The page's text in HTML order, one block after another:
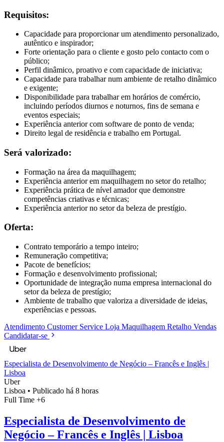
Requisitos:
Capacidade para proporcionar um atendimento personalizado,
autêntico e inspirador;
Forte orientação para o cliente e gosto pelo contacto com o
público;
Perfil dinâmico, proativo e com capacidade de iniciativa;
Capacidade para trabalhar num ambiente de retalho dinâmico
e exigente;
Disponibilidade para trabalhar em horários de comércio,
incluindo períodos diurnos e noturnos, fins de semana e
eventos especiais;
Experiência anterior com software de ponto de venda;
Direito legal de residência e trabalho em Portugal.
Será valorizado:
Formação na área da maquilhagem;
Experiência anterior em maquilhagem no setor do retalho;
Experiência prática de nível amador que demonstre
competências criativas e técnicas;
Experiência anterior no setor da beleza de prestígio.
Oferta:
Contrato temporário a tempo inteiro;
Remuneração competitiva;
Pacote de benefícios;
Formação e desenvolvimento profissional;
Oportunidade de integração numa empresa internacional do
setor da beleza de prestígio;
Ambiente de trabalho que valoriza a diversidade de ideias,
experiências e pessoas.
Atendimento Customer Service Loja Maquilhagem Retalho Vendas
Candidatar-se
Especialista de Desenvolvimento de Negócio – Francês e Inglês |
Lisboa
Uber
Lisboa • Publicado há 8 horas
Full Time +6
Especialista de Desenvolvimento de
Negócio – Francês e Inglês | Lisboa